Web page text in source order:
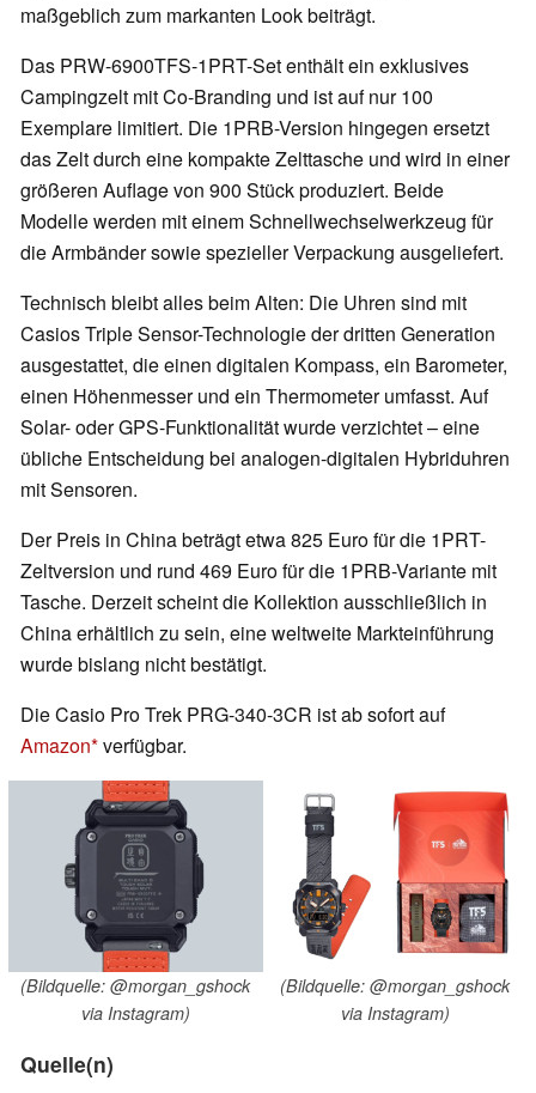
maßgeblich zum markanten Look beiträgt.
Das PRW-6900TFS-1PRT-Set enthält ein exklusives
Campingzelt mit Co-Branding und ist auf nur 100
Exemplare limitiert. Die 1PRB-Version hingegen ersetzt
das Zelt durch eine kompakte Zelttasche und wird in einer
größeren Auflage von 900 Stück produziert. Beide
Modelle werden mit einem Schnellwechselwerkzeug für
die Armbänder sowie spezieller Verpackung ausgeliefert.
Technisch bleibt alles beim Alten: Die Uhren sind mit
Casios Triple Sensor-Technologie der dritten Generation
ausgestattet, die einen digitalen Kompass, ein Barometer,
einen Höhenmesser und ein Thermometer umfasst. Auf
Solar- oder GPS-Funktionalität wurde verzichtet – eine
übliche Entscheidung bei analogen-digitalen Hybriduhren
mit Sensoren.
Der Preis in China beträgt etwa 825 Euro für die 1PRT-
Zeltversion und rund 469 Euro für die 1PRB-Variante mit
Tasche. Derzeit scheint die Kollektion ausschließlich in
China erhältlich zu sein, eine weltweite Markteinführung
wurde bislang nicht bestätigt.
Die Casio Pro Trek PRG-340-3CR ist ab sofort auf
Amazon verfügbar.
(Bildquelle: @morgan_gshock
via Instagram)
(Bildquelle: @morgan_gshock
via Instagram)
Quelle(n)